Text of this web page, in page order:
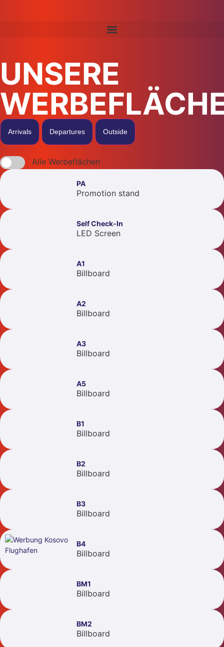
UNSERE
Arrivals Departures Outside
Alle Werbeflächen
PA
Promotion stand
Self Check-In
LED Screen
A1
Billboard
A2
Billboard
A3
Billboard
A5
Billboard
B1
Billboard
B2
Billboard
B3
Billboard
B4
Billboard
BM1
Billboard
BM2
Billboard